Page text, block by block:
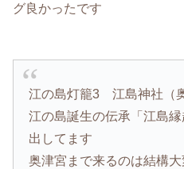
グ良かったです
江の島灯籠3 江島神社（
江の島誕生の伝承「江島
出してます
奥津宮まで来るのは結構